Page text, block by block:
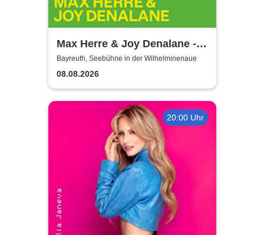
Max Herre & Joy Denalane -
Alles Liebe Open Airs '26
Bayreuth, Seebühne in der Wilhelminenaue
08.08.2026
20:00 Uhr